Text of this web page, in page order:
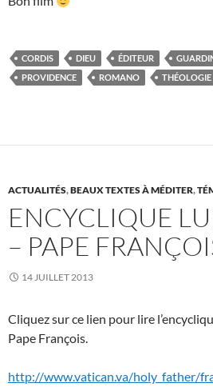
CORDIS DIEU ÉDITEUR
PROVIDENCE
ROMANO THÉOLOGIE
ACTUALITÉS,BEAUX TEXTES À MÉDITER,
ENCYCLIQUE
– PAPE
14 JUILLET 2013
Cliquez sur ce lien pour lire
Pape François.
http://www.vatican.va/holy_father/